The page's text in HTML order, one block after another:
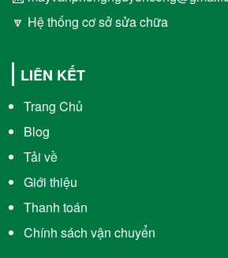
🔽 Hệ thống cơ sở sửa chữa
LIÊN KẾT
Trang Chủ
Blog
Tải về
Giới thiệu
Thanh toán
Chính sách vận chuyển